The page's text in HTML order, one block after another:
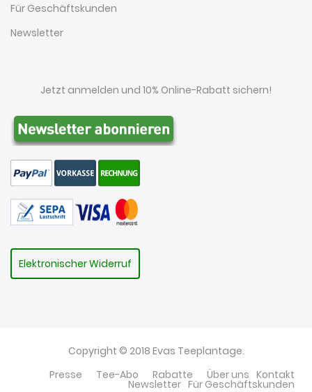
Für Geschäftskunden
Newsletter
Jetzt anmelden und 10% Online-Rabatt sichern!
Elektronischer Widerruf
Copyright © 2018 Evas Teeplantage.
Kontakt
Über uns
Rabatte
Tee-Abo
Presse
Für Geschäftskunden
Newsletter